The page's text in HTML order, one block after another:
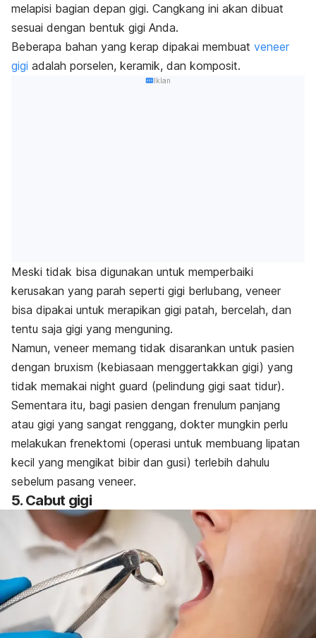
melapisi bagian depan gigi. Cangkang ini akan dibuat
sesuai dengan bentuk gigi Anda.
Beberapa bahan yang kerap dipakai membuat veneer
gigi adalah porselen, keramik, dan komposit.
Iklan
Meski tidak bisa digunakan untuk memperbaiki
kerusakan yang parah seperti gigi berlubang, veneer
bisa dipakai untuk merapikan gigi patah, bercelah, dan
tentu saja gigi yang menguning.
Namun, veneer memang tidak disarankan untuk pasien
dengan bruxism (kebiasaan menggertakkan gigi) yang
tidak memakai night guard (pelindung gigi saat tidur).
Sementara itu, bagi pasien dengan frenulum panjang
atau gigi yang sangat renggang, dokter mungkin perlu
melakukan frenektomi (operasi untuk membuang lipatan
kecil yang mengikat bibir dan gusi) terlebih dahulu
sebelum pasang veneer.
5. Cabut gigi